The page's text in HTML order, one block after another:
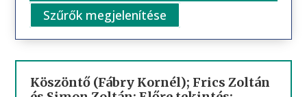
Köszöntő (Fábry Kornél); Frics Zoltán
Szűrők megjelenítése